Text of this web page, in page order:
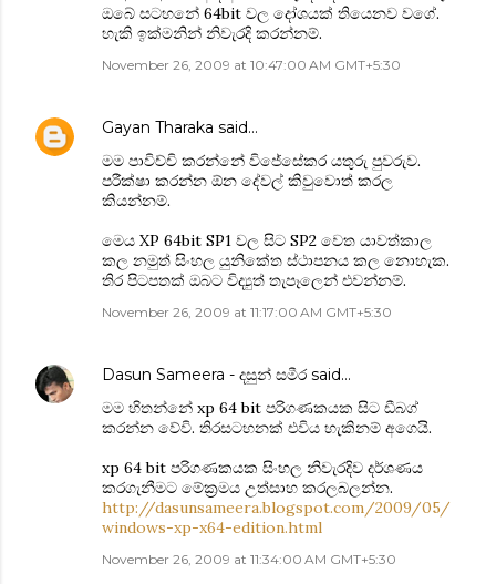
ඔබේ සටහනේ 64bit වල දෝශයක් තියෙනව වගේ.
හැකි ඉක්මනින් නිවැරදි කරන්නම්.
November 26, 2009 at 10:47:00 AM GMT+5:30
Gayan Tharaka said…
මම පාවිච්චි කරන්නේ වි‍ජේසේකර යතුරු පුවරුව.
පරීක්ෂා කරන්න ඕන දේවල් කිවුවොත් කරල
කියන්නම්.
මෙය XP 64bit SP1 වල සිට SP2 වෙත යාවත්කාල
කල නමුත් සිංහල යුනිකේත ස්ථාපනය කල නොහැක.
තිර පිටපතක් ඔබට විද්‍යුත් තැපෑලෙන් එවන්නම්.
November 26, 2009 at 11:17:00 AM GMT+5:30
Dasun Sameera - දසුන් සමීර said…
මම හිතන්නේ xp 64 bit පරිගණකයක සිට ඩීබග්
කරන්න වේවි. තිරසටහනක් එවිය හැකිනම් අගෙයි.
xp 64 bit පරිගණකයක සිංහල නිවැරදිව දර්ශණය
කරගැනීමට මේක්‍රමය උත්සාහ කරලබලන්න.
http://dasunsameera.blogspot.com/2009/05/
windows-xp-x64-edition.html
November 26, 2009 at 11:34:00 AM GMT+5:30